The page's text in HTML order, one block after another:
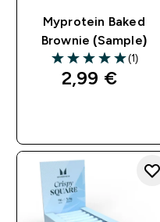
Myprotein Baked
Brownie (Sample)
5 out of 5 stars
(1)
2,99 €‎